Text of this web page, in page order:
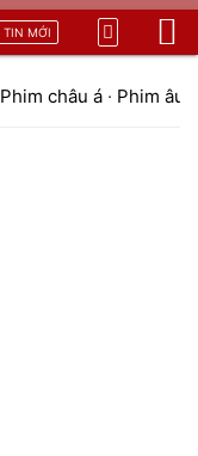
TIN MỚI
Phim châu á · Phim âu